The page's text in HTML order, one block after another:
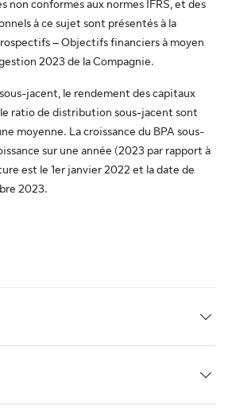
non conformes aux normes IFRS, et des
à ce sujet sont présentés à la
– Objectifs financiers à moyen
2023 de la Compagnie.
jacent, le rendement des capitaux
ratio de distribution sous-jacent sont
moyenne. La croissance du BPA sous-
sur une année (2023 par rapport à
est le 1er janvier 2022 et la date de
2023.